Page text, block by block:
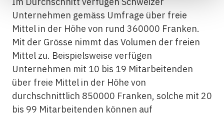
Unternehmen gemäss Umfrage über freie
Mittel in der Höhe von rund 360000 Franken.
Mit der Grösse nimmt das Volumen der freien
Mittel zu. Beispielsweise verfügen
Unternehmen mit 10 bis 19 Mitarbeitenden
über freie Mittel in der Höhe von
durchschnittlich 850000 Franken, solche mit 20
bis 99 Mitarbeitenden können auf